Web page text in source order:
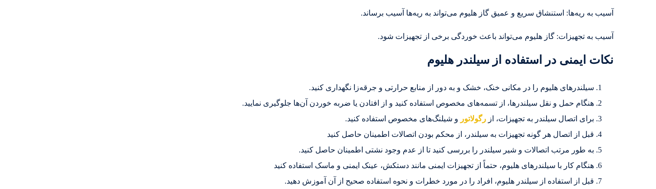
آسیب به ریه‌ها: استنشاق سریع و عمیق گاز هلیوم می‌تواند به ریه‌ها آسیب برساند.
آسیب به تجهیزات: گاز هلیوم می‌تواند باعث خوردگی برخی از تجهیزات شود.
نکات ایمنی در استفاده از سیلندر هلیوم
سیلندرهای هلیوم را در مکانی خنک، خشک و به دور از منابع حرارتی و جرقه‌زا نگهداری کنید.
هنگام حمل و نقل سیلندرها، از تسمه‌های مخصوص استفاده کنید و از افتادن یا ضربه خوردن آن‌ها جلوگیری نمایید.
برای اتصال سیلندر به تجهیزات، از رگولاتور و شیلنگ‌های مخصوص استفاده کنید.
قبل از اتصال هر گونه تجهیزات به سیلندر، از محکم بودن اتصالات اطمینان حاصل کنید
به طور مرتب اتصالات و شیر سیلندر را بررسی کنید تا از عدم وجود نشتی اطمینان حاصل کنید.
هنگام کار با سیلندرهای هلیوم، حتماً از تجهیزات ایمنی مانند دستکش، عینک ایمنی و ماسک استفاده کنید
قبل از استفاده از سیلندر هلیوم، افراد را در مورد خطرات و نحوه استفاده صحیح از آن آموزش دهید.